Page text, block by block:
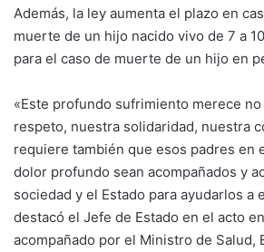
Además, la ley aumenta el plazo en
muerte de un hijo nacido vivo de 7 a
para el caso de muerte de un hijo en
«Este profundo sufrimiento merece
respeto, nuestra solidaridad, nuestra
requiere también que esos padres en
dolor profundo sean acompañados y
sociedad y el Estado para ayudarlos a
destacó el Jefe de Estado en el acto
acompañado por el Ministro de Salud,